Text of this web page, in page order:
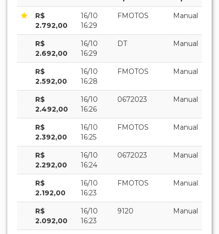
R$
2.792,00
16/10
16:29
FMOTOS Manual
R$
2.692,00
16/10
16:29
DT Manual
R$
2.592,00
16/10
16:28
FMOTOS Manual
R$
2.492,00
16/10
16:26
0672023 Manual
R$
2.392,00
16/10
16:25
FMOTOS Manual
R$
2.292,00
16/10
16:24
0672023 Manual
R$
2.192,00
16/10
16:23
FMOTOS Manual
R$
2.092,00
16/10
16:23
9120 Manual